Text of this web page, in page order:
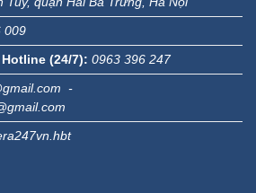
009
Hotline (24/7): 0963 396 247
-